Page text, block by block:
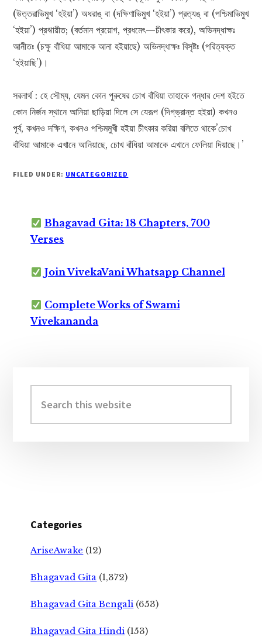
(উত্তরাভিমুখ ‘হইয়া’) অধরাঙ্ বা (দক্ষিণাভিমুখ ‘হইয়া’) প্রত্যঙ্ বা (পশ্চিমাভিমুখ
‘হইয়া’) প্রঋায়ীত; (বর্তমান প্রয়োগ, প্রধমেৎ—চীৎকার করে), অভিনদ্ধাক্ষঃ
আনীতঃ (চক্ষু বাঁধিয়া আমাকে আনা হইয়াছে) অভিনদ্ধাক্ষঃ বিসৃষ্টঃ (পরিত্যক্ত
‘হইয়াছি’)।
সরলার্থ : হে সৌম্য, যেমন কোন পুরুষের চোখ বাঁধিয়া তাহাকে গন্ধার দেশ হইতে
কোন নির্জন স্থানে আনিয়া ছাড়িয়া দিলে সে যেরূপ (দিগ্‌ভ্রান্ত হইয়া) কখনও
পূর্ব, কখনও দক্ষিণ, কখনও পশ্চিমমুখী হইয়া চীৎকার করিয়া বলিতে থাকে’চোখ
বাঁধিয়া আমাকে এখানে আনিয়াছে, চোখ বাঁধিয়া আমাকে এখানে ফেলিয়া দিয়াছে।’
FILED UNDER: UNCATEGORIZED
Bhagavad Gita: 18 Chapters, 700
Verses
Join VivekaVani Whatsapp Channel
Complete Works of Swami
Vivekananda
Sidebar
this
website
Categories
AriseAwake (12)
Bhagavad Gita (1,372)
Bhagavad Gita Bengali (653)
Bhagavad Gita Hindi (153)